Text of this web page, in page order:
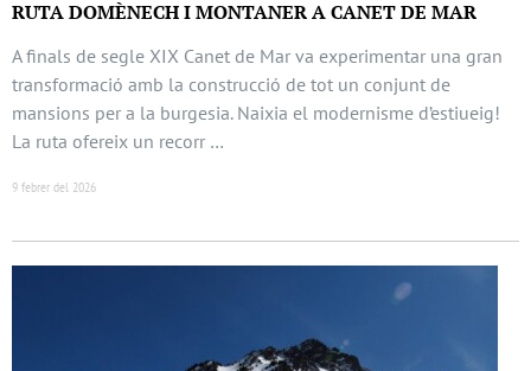
RUTA DOMÈNECH I MONTANER A CANET DE MAR
A finals de segle XIX Canet de Mar va experimentar una gran
transformació amb la construcció de tot un conjunt de
mansions per a la burgesia. Naixia el modernisme d’estiueig!
La ruta ofereix un recorr …
9 febrer del 2026